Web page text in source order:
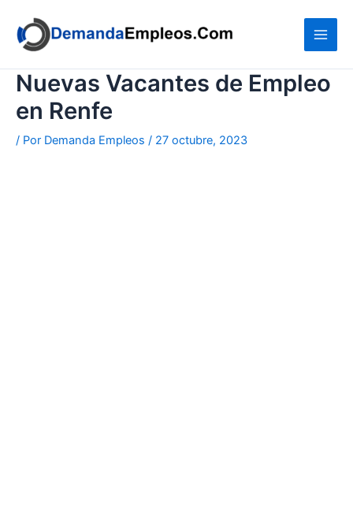
contenido
Nuevas Vacantes de Empleo
en Renfe
/ Por Demanda Empleos / 27 octubre, 2023